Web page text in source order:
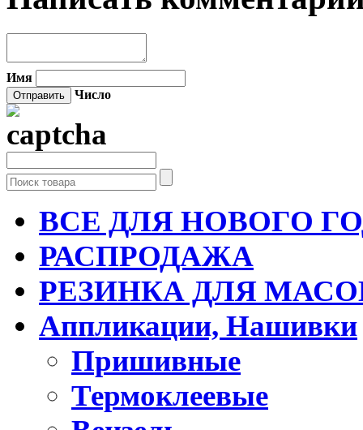
Имя
Число
ВСЕ ДЛЯ НОВОГО
РАСПРОДАЖА
РЕЗИНКА ДЛЯ
Аппликации, Нашивки
Пришивные
Термоклеевые